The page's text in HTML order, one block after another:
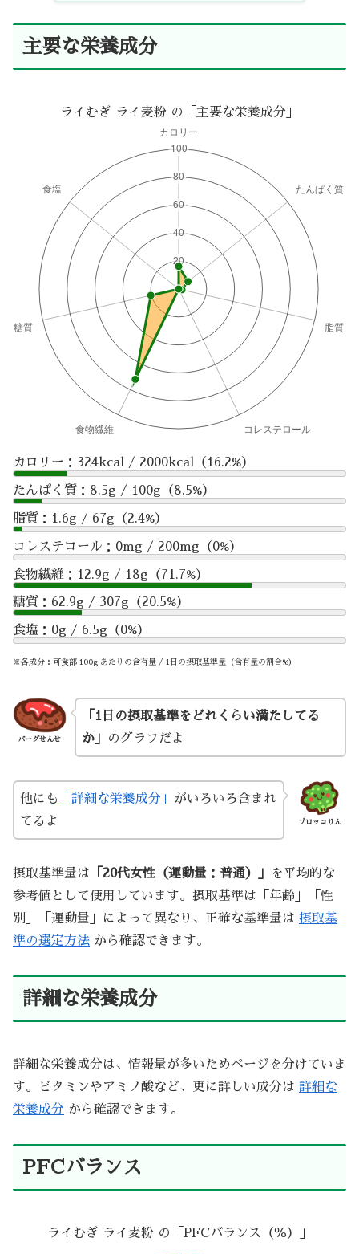
主要な栄養成分
ライむぎ ライ麦粉 の「主要な栄養成分」
カロリー：324kcal / 2000kcal（16.2%）
たんぱく質：8.5g / 100g（8.5%）
脂質：1.6g / 67g（2.4%）
コレステロール：0mg / 200mg（0%）
食物繊維：12.9g / 18g（71.7%）
糖質：62.9g / 307g（20.5%）
食塩：0g / 6.5g（0%）
※各成分：可食部 100g あたりの含有量 / 1日の摂取基準量（含有量の割合%）
バーグせんせ
「1日の摂取基準をどれくらい満たしてる
か」
のグラフだよ
ブロッコりん
他にも 「詳細な栄養成分」
がいろいろ含まれ
てるよ
摂取基準量は 「20代女性（運動量：普通）」
を平均的な
参考値として使用しています。摂取基準は「年齢」「性
別」「運動量」によって異なり、正確な基準量は 摂取基
準の選定方法 から確認できます。
詳細な栄養成分
詳細な栄養成分は、情報量が多いためページを分けていま
す。ビタミンやアミノ酸など、更に詳しい成分は 詳細な
栄養成分 から確認できます。
PFCバランス
ライむぎ ライ麦粉 の「PFCバランス（％）」